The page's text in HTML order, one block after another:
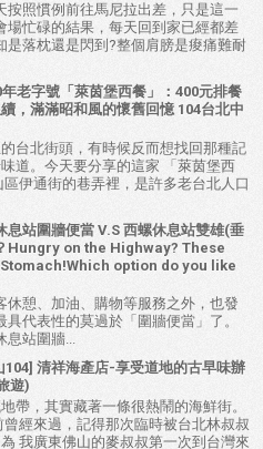
照慣例前往馬尼拉出差，只是這一
場忙碌的結果，每天回到家已經都差
落枕還是閃到?整個肩膀是痠痛難耐
老字號「萊茵堡西餐」：400元排餐
，滿滿昭和風的懷舊回憶 104台北中
台北街頭，有時候反而想找回那種記
道。今天要分享的這家 「萊茵堡西
伊通街的巷弄裡，是許多老台北人口
息站圍牆便當 V.S 西螺休息站雙雄(垂
Hungry on the Highway? These
option do you like
憩、加油、購物等服務之外，也發
代表性的莫過於「圍牆便當」了。
息站圍牆...
清祥海產店-享受道地的古早味辦
遊)
帶，其實藏著一條很熱鬧的海鮮街。
經來過，記得那次臨時被台北林叔叔
我廣東佛山的麥叔叔第一次到台灣來